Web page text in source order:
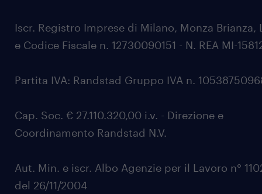
Iscr. Registro Imprese di Milano, Monza Brianza,
e Codice Fiscale n. 12730090151 - N. REA MI-
Partita IVA: Randstad Gruppo IVA n.
Cap. Soc. € 27.110.320,00 i.v. - Direzione e
Coordinamento Randstad N.V.
Aut. Min. e iscr. Albo Agenzie per il Lavoro n°
del 26/11/2004